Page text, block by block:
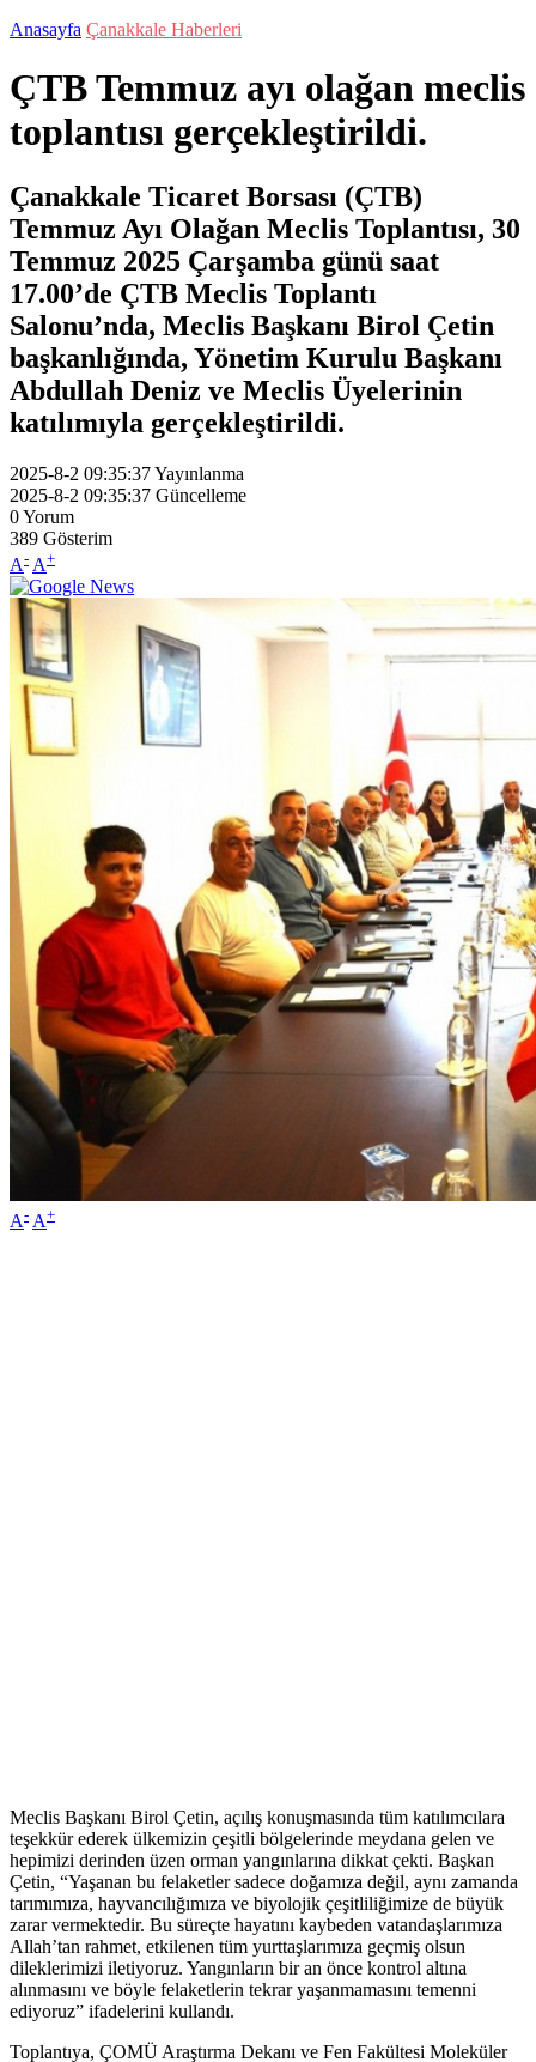
Anasayfa Çanakkale Haberleri
ÇTB Temmuz ayı olağan meclis
toplantısı gerçekleştirildi.
Çanakkale Ticaret Borsası (ÇTB)
Temmuz Ayı Olağan Meclis Toplantısı, 30
Temmuz 2025 Çarşamba günü saat
17.00’de ÇTB Meclis Toplantı
Salonu’nda, Meclis Başkanı Birol Çetin
başkanlığında, Yönetim Kurulu Başkanı
Abdullah Deniz ve Meclis Üyelerinin
katılımıyla gerçekleştirildi.
2025-8-2 09:35:37Yayınlanma
2025-8-2 09:35:37 Güncelleme
0Yorum
389 Gösterim
A- A+
A- A+
Meclis Başkanı Birol Çetin, açılış konuşmasında tüm katılımcılara
teşekkür ederek ülkemizin çeşitli bölgelerinde meydana gelen ve
hepimizi derinden üzen orman yangınlarına dikkat çekti. Başkan
Çetin, “Yaşanan bu felaketler sadece doğamıza değil, aynı zamanda
tarımımıza, hayvancılığımıza ve biyolojik çeşitliliğimize de büyük
zarar vermektedir. Bu süreçte hayatını kaybeden vatandaşlarımıza
Allah’tan rahmet, etkilenen tüm yurttaşlarımıza geçmiş olsun
dileklerimizi iletiyoruz. Yangınların bir an önce kontrol altına
alınmasını ve böyle felaketlerin tekrar yaşanmamasını temenni
ediyoruz” ifadelerini kullandı.
Toplantıya, ÇOMÜ Araştırma Dekanı ve Fen Fakültesi Moleküler